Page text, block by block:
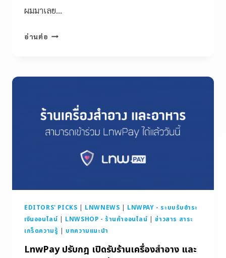
ผมมาเลย…
อ่านต่อ
EDITORS' PICKS | LNWNEWS | LNWPAY - ระบบรับชำระ
เงินออนไลน์ | LNWSHOP - ร้านค้าออนไลน์ |ข่าวสาร สาระ
เกร็ดความรู้ | บทความแนะนำ
LnwPay ปรับกฎ เปิดรับร้านเครื่องสำอาง และ